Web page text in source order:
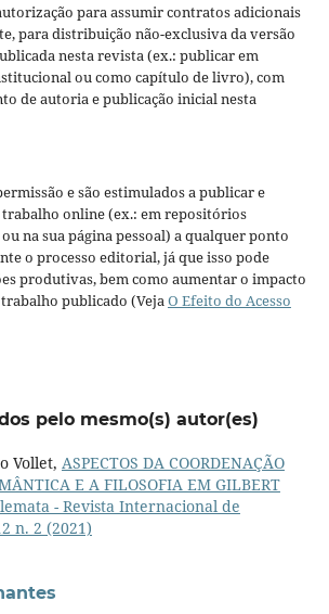
para assumir contratos adicionais
para distribuição não-exclusiva da versão
nesta revista (ex.: publicar em
ou como capítulo de livro), com
de autoria e publicação inicial nesta
e são estimulados a publicar e
online (ex.: em repositórios
na sua página pessoal) a qualquer ponto
o processo editorial, já que isso pode
produtivas, bem como aumentar o impacto
publicado (VejaO Efeito do Acesso
pelo mesmo(s) autor(es)
Vollet, ASPECTOS DA COORDENAÇÃO
E A FILOSOFIA EM GILBERT
- Revista Internacional de
n. 2 (2021)